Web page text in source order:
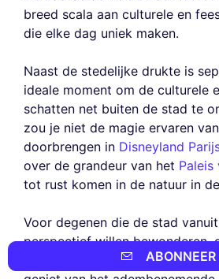
breed scala aan culturele en
die elke dag uniek maken.
Naast de stedelijke drukte is
ideale moment om de culturele
schatten net buiten de stad te
zou je niet de magie ervaren
doorbrengen in Disneyland
over de grandeur van het Paleis
tot rust komen in de natuur in de
Voor degenen die de stad
perspectief willen bewonderen,
rustige cruise op de Seine met
ABONNEER